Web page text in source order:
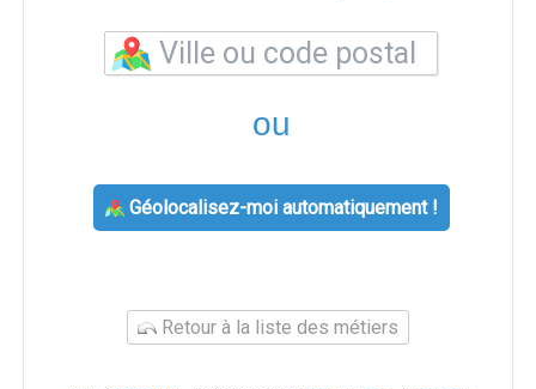
ou
Géolocalisez-moi automatiquement !
Retour à la liste des métiers